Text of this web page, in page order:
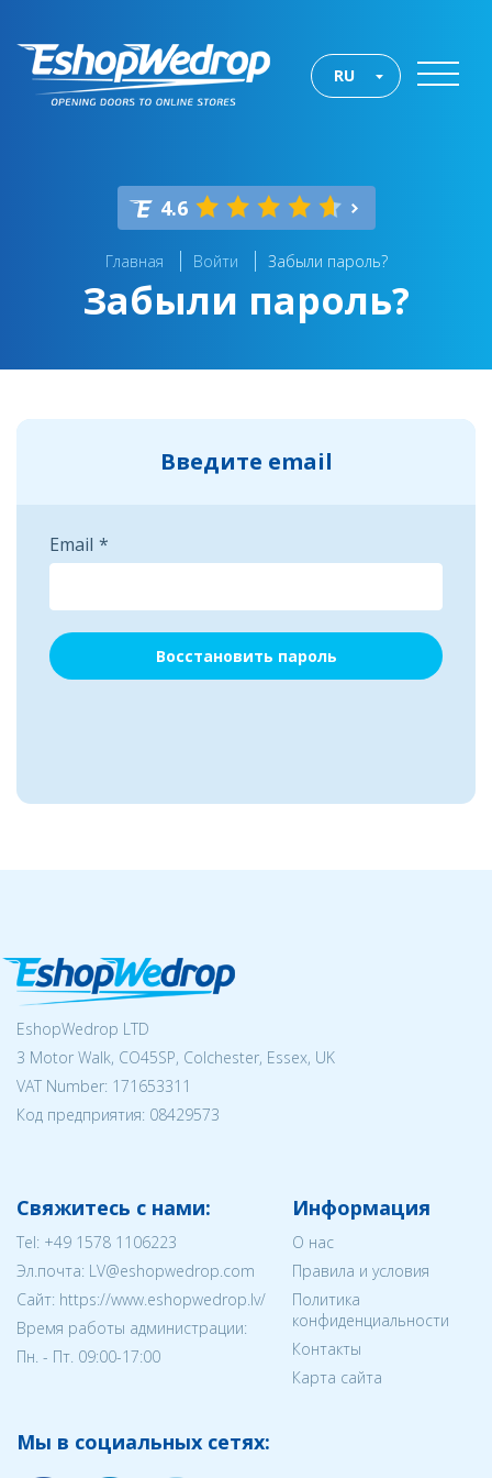
RU
4.6
Главная Войти Забыли пароль?
Забыли пароль?
Введите email
Email
EshopWedrop LTD
3 Motor Walk, CO45SP, Colchester, Essex, UK
VAT Number: 171653311
Код предприятия: 08429573
Свяжитесь с нами:
Tel: +49 1578 1106223
Эл.почта: LV@eshopwedrop.com
Cайт: https://www.eshopwedrop.lv/
Время работы администрации:
Пн. - Пт. 09:00-17:00
Информация
О нас
Правила и условия
Политика
конфиденциальности
Контакты
Карта сайта
Мы в социальных сетях: